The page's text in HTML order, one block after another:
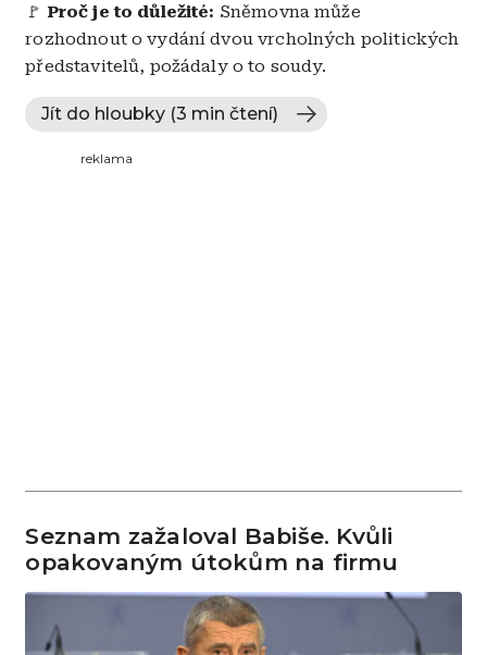
🚩 Proč je to důležité: Sněmovna může
rozhodnout o vydání dvou vrcholných politických
představitelů, požádaly o to soudy.
Jít do hloubky (3 min čtení)
reklama
Seznam zažaloval Babiše. Kvůli
opakovaným útokům na firmu